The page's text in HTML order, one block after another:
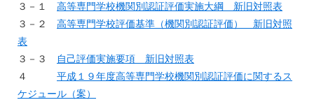
３－１ 高等専門学校機関別認証評価実施大綱 新旧対照表
３－２ 高等専門学校評価基準（機関別認証評価） 新旧対照
表
３－３
自己評価実施要項 新旧対照表
４ 平成１９年度高等専門学校機関別認証評価に関するス
ケジュール（案）